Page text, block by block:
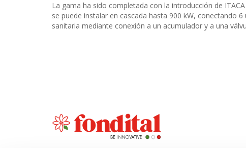
La gama ha sido completada con la introducción de
se puede instalar en cascada hasta 900 kW, conectando
sanitaria mediante conexión a un acumulador y a una